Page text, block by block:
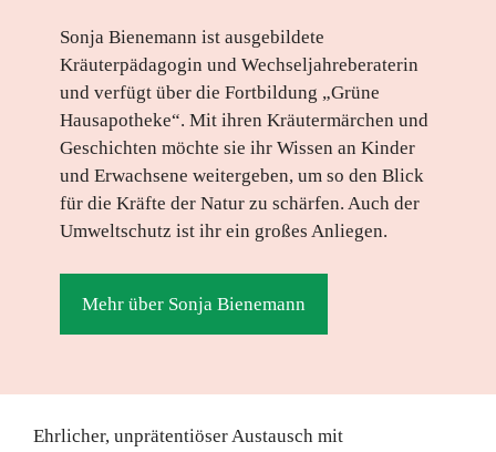
Sonja Bienemann ist ausgebildete
Kräuterpädagogin und Wechseljahreberaterin
und verfügt über die Fortbildung „Grüne
Hausapotheke“. Mit ihren Kräutermärchen und
Geschichten möchte sie ihr Wissen an Kinder
und Erwachsene weitergeben, um so den Blick
für die Kräfte der Natur zu schärfen. Auch der
Umweltschutz ist ihr ein großes Anliegen.
Mehr über Sonja Bienemann
Ehrlicher, unprätentiöser Austausch mit